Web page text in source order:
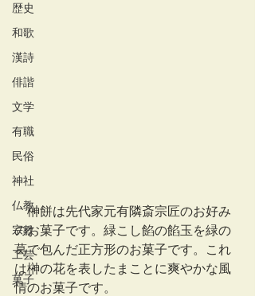
歴史
和歌
漢詩
俳諧
文学
有職
民俗
神社
仏教
宗教
工芸
菓子
榊餅は先代家元有隣斎宗匠のお好み
のお菓子です。緑こし餡の餡玉を緑の
葛で包んだ正方形のお菓子です。これ
は榊の花を表したまことに爽やかな風
情のお菓子です。